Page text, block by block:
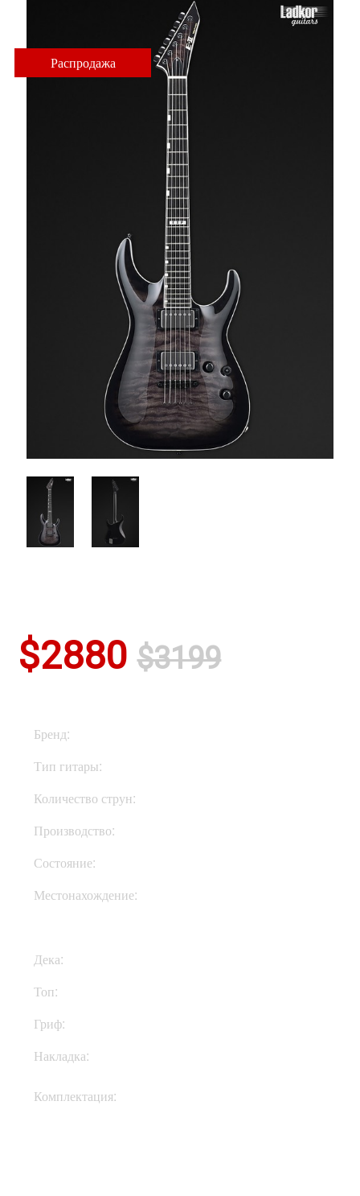
Распродажа
$2880$3199
Бренд:
Тип гитары:
Количество струн:
Производство:
Состояние:
Местонахождение:
Дека:
Топ:
Гриф:
Накладка:
Комплектация: